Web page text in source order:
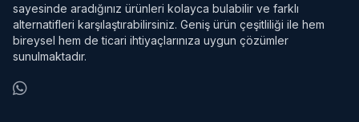
sayesinde aradığınız ürünleri kolayca bulabilir ve farklı
alternatifleri karşılaştırabilirsiniz. Geniş ürün çeşitliliği ile hem
bireysel hem de ticari ihtiyaçlarınıza uygun çözümler
sunulmaktadır.